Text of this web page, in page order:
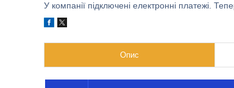
У компанії підключені електронні платежі.
Опис